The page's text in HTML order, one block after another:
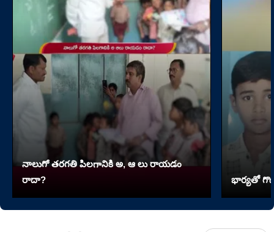
నాలుగో త‌ర‌గతి పిలగానికి అ, ఆ లు రాయ‌డం
రాదా?
భార్యతో